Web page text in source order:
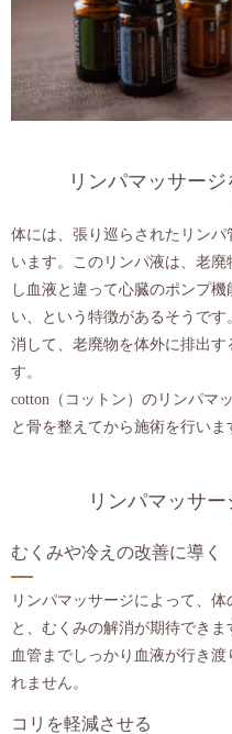
リンパマッサー
体には、張り巡らされたリン
います。このリンパ液は、老
し血液と違って心臓のポンプ
い、という特徴があるそうで
消して、老廃物を体外に排出
す。
cotton（コットン）のリンパマ
と骨を整えてから施術を行いま
リンパマッサ
むくみや冷えの改善に導く
リンパマッサージによって、
と、むくみの解消が期待でき
血管までしっかり血液が行き
れません。
コリを軽減させる